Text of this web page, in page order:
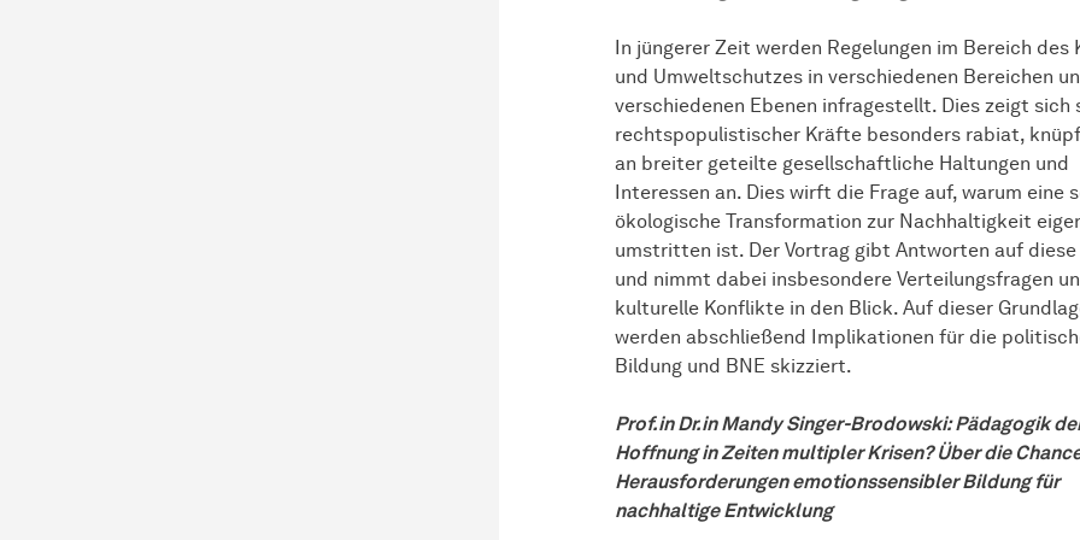
In jüngerer Zeit werden Regelungen im Bereich des
und Umweltschutzes in verschiedenen Bereichen
verschiedenen Ebenen infragestellt. Dies zeigt sich
rechtspopulistischer Kräfte besonders rabiat,
an breiter geteilte gesellschaftliche Haltungen und
Interessen an. Dies wirft die Frage auf, warum eine
ökologische Transformation zur Nachhaltigkeit
umstritten ist. Der Vortrag gibt Antworten auf diese
und nimmt dabei insbesondere Verteilungsfragen
kulturelle Konflikte in den Blick. Auf dieser
werden abschließend Implikationen für die
Bildung und BNE skizziert.
Prof.in Dr.in Mandy Singer-Brodowski: Pädagogik
Hoffnung in Zeiten multipler Krisen? Über die
Herausforderungen emotionssensibler Bildung für
nachhaltige Entwicklung